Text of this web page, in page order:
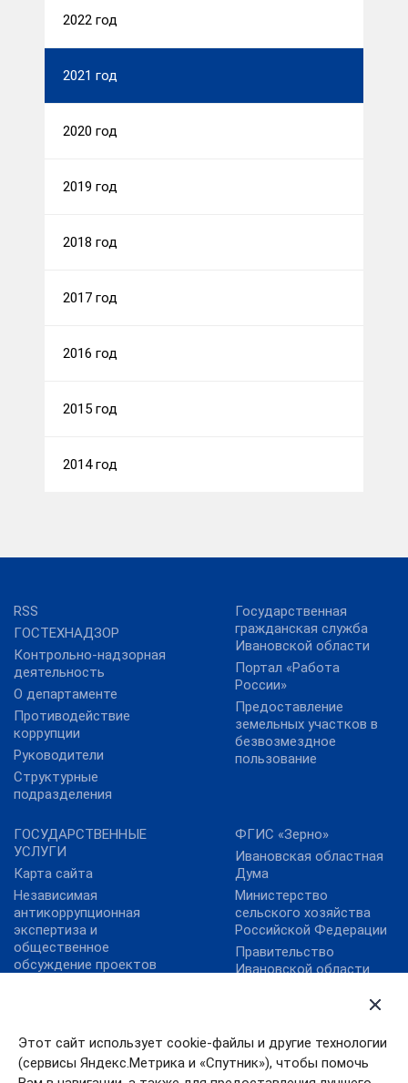
Этот сайт использует cookie-файлы и другие технологии
(сервисы Яндекс.Метрика и «Спутник»), чтобы помочь
2022 год
2021 год
2020 год
2019 год
2018 год
2017 год
2016 год
2015 год
2014 год
RSS
ГОСТЕХНАДЗОР
Контрольно-надзорная
деятельность
О департаменте
Противодействие
коррупции
Руководители
Структурные
подразделения
Государственная
гражданская служба
Ивановской области
Портал «Работа
России»
Предоставление
земельных участков в
безвозмездное
пользование
ГОСУДАРСТВЕННЫЕ
УСЛУГИ
Карта сайта
Независимая
антикоррупционная
экспертиза и
общественное
обсуждение проектов
ФГИС «Зерно»
Ивановская областная
Дума
Министерство
сельского хозяйства
Российской Федерации
Правительство
Ивановской области
ФГБУ «Центр
Агроаналитики»